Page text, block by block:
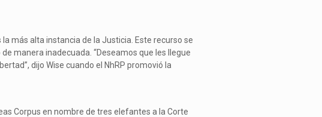
más alta instancia de la Justicia. Este recurso se
manera inadecuada. “Deseamos que les llegue
dijo Wise cuando el NhRP promovió la
Corpus en nombre de tres elefantes a la Corte